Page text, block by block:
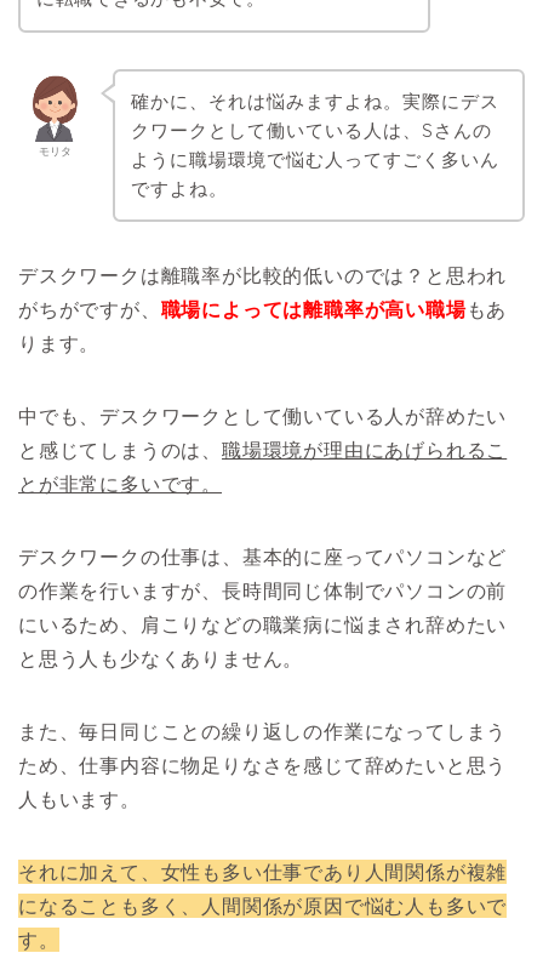
モリタ
確かに、それは悩みますよね。実際にデス
クワークとして働いている人は、Sさんの
ように職場環境で悩む人ってすごく多いん
ですよね。
デスクワークは離職率が比較的低いのでは？と思われ
がちがですが、 職場によっては離職率が高い職場もあ
ります。
中でも、デスクワークとして働いている人が辞めたい
と感じてしまうのは、 職場環境が理由にあげられるこ
とが非常に多いです。
デスクワークの仕事は、基本的に座ってパソコンなど
の作業を行いますが、長時間同じ体制でパソコンの前
にいるため、肩こりなどの職業病に悩まされ辞めたい
と思う人も少なくありません。
また、毎日同じことの繰り返しの作業になってしまう
ため、仕事内容に物足りなさを感じて辞めたいと思う
人もいます。
それに加えて、女性も多い仕事であり人間関係が複雑
になることも多く、人間関係が原因で悩む人も多いで
す。